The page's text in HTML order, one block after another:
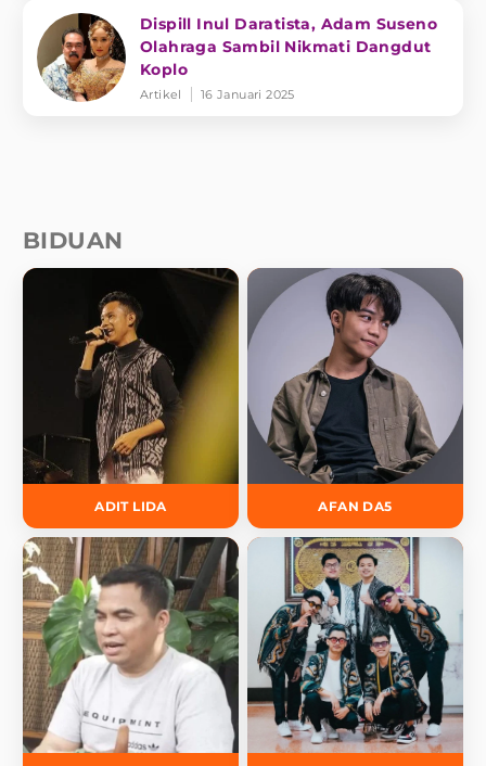
Dispill Inul Daratista, Adam Suseno
Olahraga Sambil Nikmati Dangdut
Koplo
Artikel 16 Januari 2025
BIDUAN
ADIT LIDA AFAN DA5